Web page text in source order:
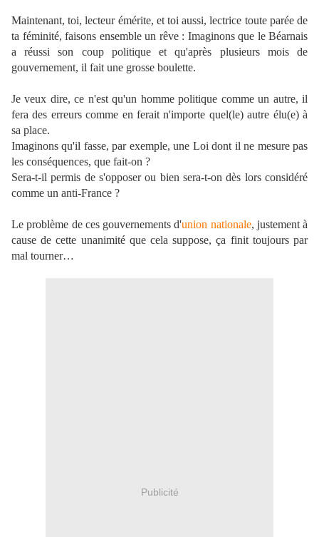
Maintenant, toi, lecteur émérite, et toi aussi, lectrice toute parée de
ta féminité, faisons ensemble un rêve : Imaginons que le Béarnais
a réussi son coup politique et qu'après plusieurs mois de
gouvernement, il fait une grosse boulette.
Je veux dire, ce n'est qu'un homme politique comme un autre, il
fera des erreurs comme en ferait n'importe quel(le) autre élu(e) à
sa place.
Imaginons qu'il fasse, par exemple, une Loi dont il ne mesure pas
les conséquences, que fait-on ?
Sera-t-il permis de s'opposer ou bien sera-t-on dès lors considéré
comme un anti-France ?
Le problème de ces gouvernements d'union nationale, justement à
cause de cette unanimité que cela suppose, ça finit toujours par
mal tourner…
Publicité